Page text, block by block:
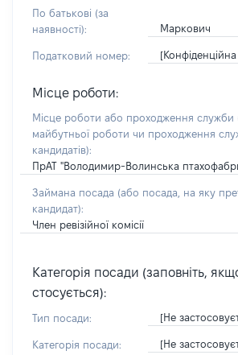
По батькові (за
наявності):
Маркович
Податковий номер:
Місце роботи:
Місце роботи або проходження служби
майбутньої роботи чи проходження
кандидатів):
ПрАТ "Володимир-Волинська
Займана посада (або посада, на яку
кандидат):
Член ревізійної комісії
Категорія посади (заповніть,
стосується):
Тип посади: [Не
Категорія посади: [Не